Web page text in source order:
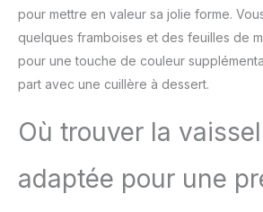
quotidien :
d'un design
mixeur est
et parfait
pour mettre en valeur sa jolie forme.
quelques framboises et des feuilles de
pour une touche de couleur
part avec une cuillère à dessert.
Où trouver la
adaptée pour une